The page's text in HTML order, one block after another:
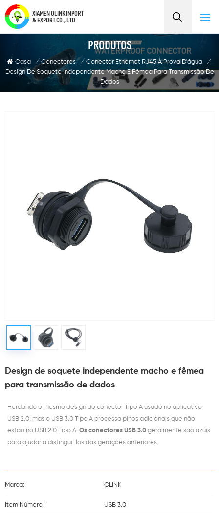
XIAMEN OLINK IMPORT
& EXPORT CO., LTD
PRODUTOS
Casa / Conectores / Conector Ethernet RJ45 À Prova D'água
/
Design De Soquete Independente Macho E Fêmea Para Transmissão De
Dados
Design de soquete independente macho e fêmea
para transmissão de dados
Herdando o mesmo design do conector Tipo A usado no aplicativo
USB 2.0, mas o USB 3.0 Tipo A processa pinos adicionais que não
estão no USB 2.0 Tipo A. Os conectores USB 3.0 geralmente são azuis
para ajudar a distingui-los das gerações anteriores.
Marca: OLINK
Item Número.: USB 3.0